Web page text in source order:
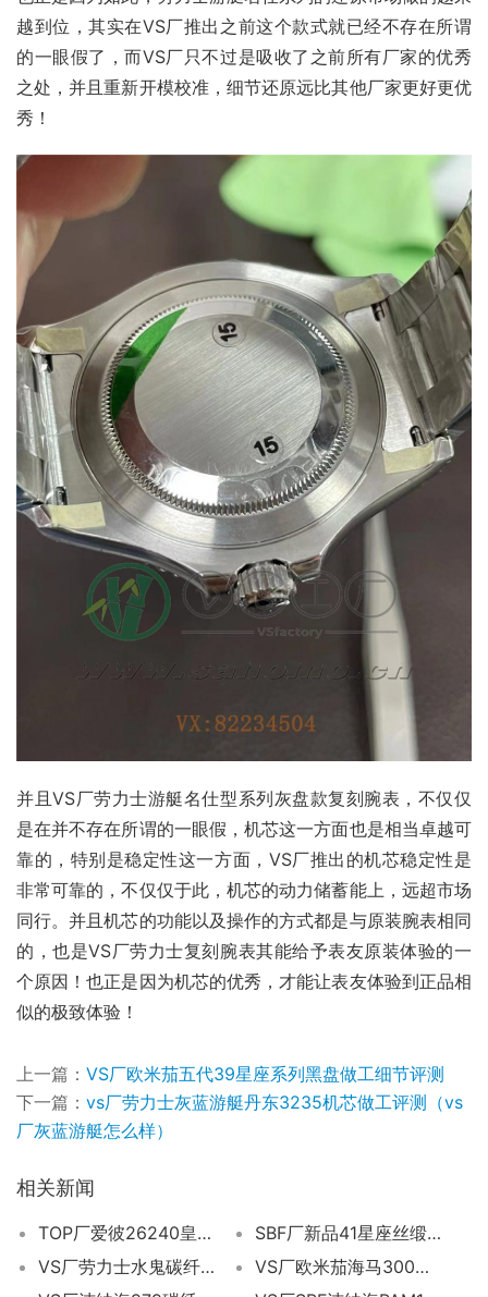
越到位，其实在VS厂推出之前这个款式就已经不存在所谓
的一眼假了，而VS厂只不过是吸收了之前所有厂家的优秀
之处，并且重新开模校准，细节还原远比其他厂家更好更优
秀！
并且VS厂劳力士游艇名仕型系列灰盘款复刻腕表，不仅仅
是在并不存在所谓的一眼假，机芯这一方面也是相当卓越可
靠的，特别是稳定性这一方面，VS厂推出的机芯稳定性是
非常可靠的，不仅仅于此，机芯的动力储蓄能上，远超市场
同行。并且机芯的功能以及操作的方式都是与原装腕表相同
的，也是VS厂劳力士复刻腕表其能给予表友原装体验的一
个原因！也正是因为机芯的优秀，才能让表友体验到正品相
似的极致体验！
上一篇： VS厂欧米茄五代39星座系列黑盘做工细节评测
下一篇： vs厂劳力士灰蓝游艇丹东3235机芯做工评测（vs
厂灰蓝游艇怎么样）
相关新闻
TOP厂爱彼26240皇家橡树复刻腕表深度评测
SBF厂新品41星座丝缎压纹灰深度评测（sbf厂星座细节怎么样）
VS厂劳力士水鬼碳纤维DIW质量如何（vs厂碳纤维水鬼值得入手吗）
VS厂欧米茄海马300的正确使用方法全攻略